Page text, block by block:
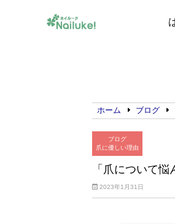
ホーム ブログ
ブログ
爪に優しい理由
「爪について
2023年1月31日